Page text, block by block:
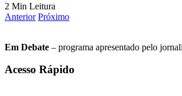
2 Min Leitura
Anterior Próximo
Em Debate – programa apresentado pelo
Acesso Rápido